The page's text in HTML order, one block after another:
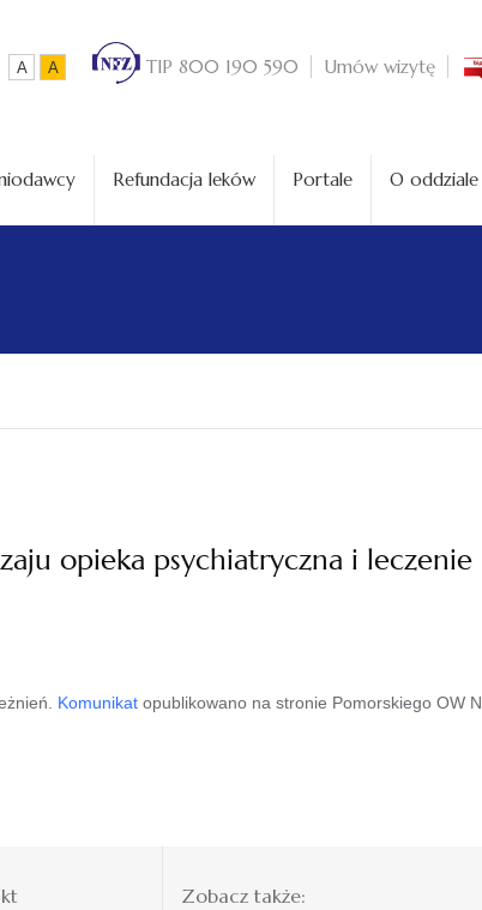
A A TIP 800 190 590 Umów wizytę
Refundacja leków Portale O oddziale
opieka psychiatryczna i leczenie
Komunikat opublikowano na stronie Pomorskiego OW
Zobacz także: